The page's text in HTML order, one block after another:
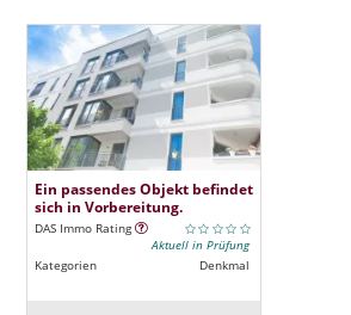
Ein passendes Objekt befindet
sich in Vorbereitung.
DAS Immo Rating
Aktuell in Prüfung
Kategorien
Denkmal